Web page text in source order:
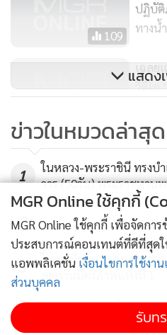
109
ปฏิบัติ
ทางน้
เฉลย
วิดีโอ
22,950
ราชกิ
มั่วสุม
ปี
แสดง
ข่าวในหมวดล่าสุด
1
ในหลวง-พระราชินี ทรง
วาร (50วัน) พระราชทาน
2
3
ไทย-เมียนมา ประสานคว
คพ.เล็งใช้โดรนขึ้นบินห
คุณภาพน้ำเสื่อมโทรม
MGR Online ใช้คุกกี้
MGR Online ใช้คุกกี้ เพื่อจัดก
ประสบการณ์คอนเทนต์ที่ดีที่สุด
แอพพลิเคชั่น เงื่อนไขการใช้งา
ส่วนบุคคล
รับท